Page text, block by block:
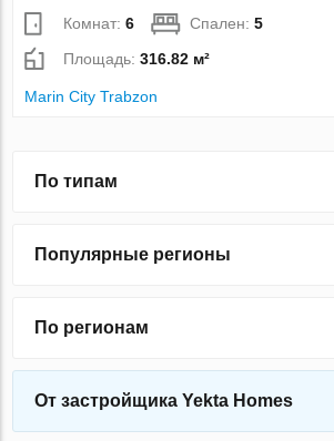
Комнат:6 Спален:5
Площадь:316.82 м²
Marin City Trabzon
По типам
Популярные регионы
По регионам
От застройщика Yekta Homes